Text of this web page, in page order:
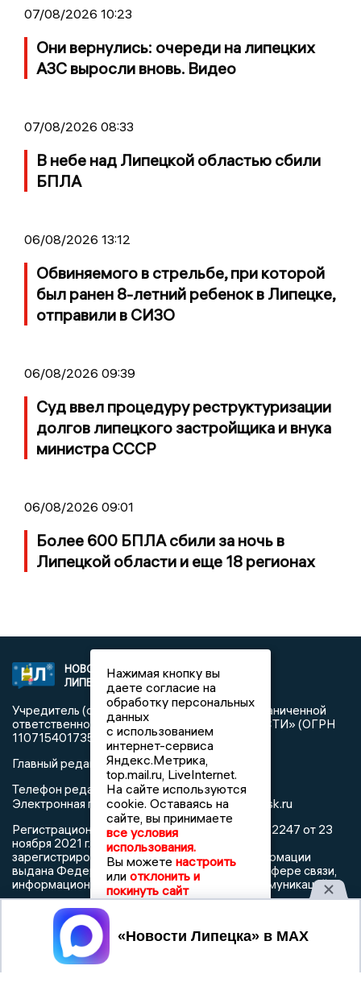
07/08/2026 10:23
Они вернулись: очереди на липецких
АЗС выросли вновь. Видео
07/08/2026 08:33
В небе над Липецкой областью сбили
БПЛА
06/08/2026 13:12
Обвиняемого в стрельбе, при которой
был ранен 8-летний ребенок в Липецке,
отправили в СИЗО
06/08/2026 09:39
Суд ввел процедуру реструктуризации
долгов липецкого застройщика и внука
министра СССР
06/08/2026 09:01
Более 600 БПЛА сбили за ночь в
Липецкой области и еще 18 регионах
НОВОСТИ
ЛИПЕЦКА
2021 © NEWSLIPETSK.RU | СИ
«Новости Липецка»
Учредитель (соучредители): Общество с ограниченной
ответственностью «РЕГИОНАЛЬНЫЕ НОВОСТИ» (ОГРН
1107154017354)
Главный редактор: Герцог Е.Г.
Телефон редакции: +7 903 699 9427
Электронная почта редакции:info@newslipetsk.ru
Регистрационный номер: серия Эл № ФС77-82247 от 23
ноября 2021 г. согласно выписке из реестра
зарегистрированных средств массовой информации
выдана Федеральной службой по надзору в сфере связи,
информационных технологий и массовых коммуникаций
Нажимая кнопку вы
даете согласие на
обработку персональных
данных
с использованием
интернет-сервиса
Яндекс.Метрика,
top.mail.ru, LiveInternet.
На сайте используются
cookie. Оставаясь на
сайте, вы принимаете
все условия
использования.
Вы можете настроить
или отклонить и
покинуть сайт
Принять